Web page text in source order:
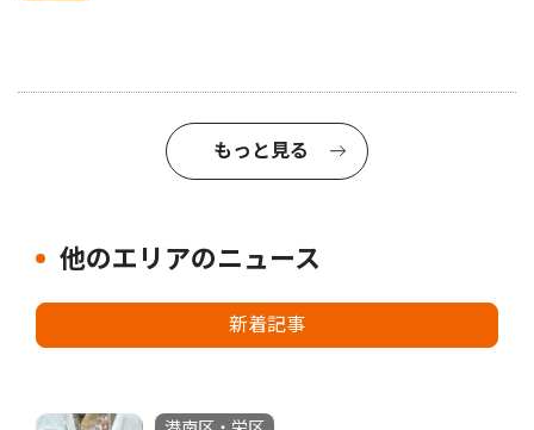
もっと見る
他のエリアのニュース
新着記事